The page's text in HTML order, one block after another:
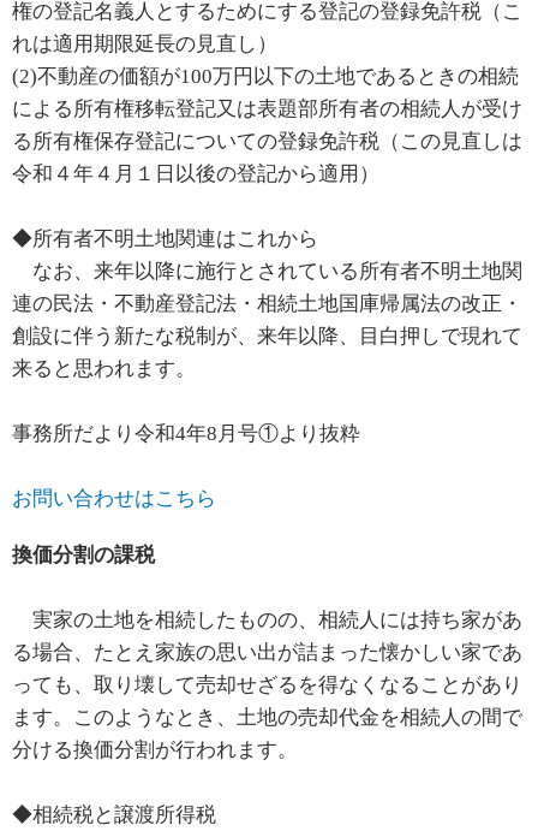
権の登記名義人とするためにする登記の登録免許税（こ
れは適用期限延長の見直し）
(2)不動産の価額が100万円以下の土地であるときの相続
による所有権移転登記又は表題部所有者の相続人が受け
る所有権保存登記についての登録免許税（この見直しは
令和４年４月１日以後の登記から適用）
◆所有者不明土地関連はこれから
なお、来年以降に施行とされている所有者不明土地関
連の民法・不動産登記法・相続土地国庫帰属法の改正・
創設に伴う新たな税制が、来年以降、目白押しで現れて
来ると思われます。
事務所だより令和4年8月号①より抜粋
お問い合わせはこちら
換価分割の課税
実家の土地を相続したものの、相続人には持ち家があ
る場合、たとえ家族の思い出が詰まった懐かしい家であ
っても、取り壊して売却せざるを得なくなることがあり
ます。このようなとき、土地の売却代金を相続人の間で
分ける換価分割が行われます。
◆相続税と譲渡所得税